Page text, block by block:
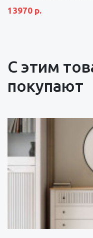
13970 р.
С этим
покупают